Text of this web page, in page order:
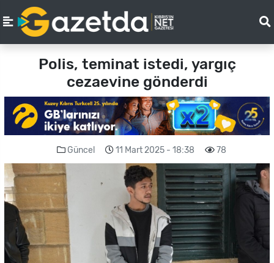
Polis, teminat istedi, yargıç
cezaevine gönderdi
Güncel 11 Mart 2025 - 18:38 78